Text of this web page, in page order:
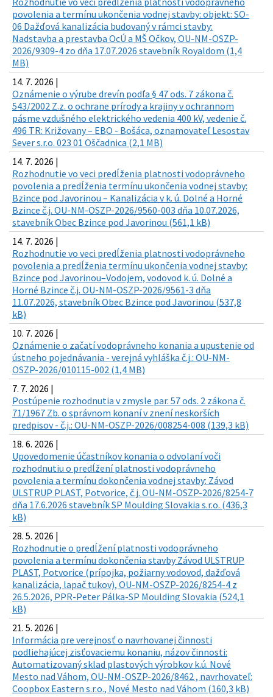
povolenia a termínu ukončenia vodnej stavby: objekt: SO-
06 Dažďová kanalizácia budovaný v rámci stavby:
Nadstavba a prestavba OcÚ a MŠ Očkov, OU-NM-OSZP-
2026/9309-4 zo dňa 17.07.2026 stavebník Royaldom (1,4
MB)
14. 7. 2026 |
Oznámenie o výrube drevín podľa § 47 ods. 7 zákona č.
543/2002 Z.z. o ochrane prírody a krajiny v ochrannom
pásme vzdušného elektrického vedenia 400 kV, vedenie č.
496 TR: Križovany – EBO - Bošáca, oznamovateľ Lesostav
Sever s.r.o. 023 01 Oščadnica (2,1 MB)
14. 7. 2026 |
Rozhodnutie vo veci predĺženia platnosti vodoprávneho
povolenia a predĺženia termínu ukončenia vodnej stavby:
Bzince pod Javorinou – Kanalizácia v k. ú. Dolné a Horné
Bzince č.j. OU-NM-OSZP-2026/9560-003 dňa 10.07.2026,
stavebník Obec Bzince pod Javorinou (561,1 kB)
14. 7. 2026 |
Rozhodnutie vo veci predĺženia platnosti vodoprávneho
povolenia a predĺženia termínu ukončenia vodnej stavby:
Bzince pod Javorinou–Vodojem, vodovod k. ú. Dolné a
Horné Bzince č.j. OU-NM-OSZP-2026/9561-3 dňa
11.07.2026, stavebník Obec Bzince pod Javorinou (537,8
kB)
10. 7. 2026 |
Oznámenie o začatí vodoprávneho konania a upustenie od
ústneho pojednávania - verejná vyhláška č.j.: OU-NM-
OSZP-2026/010115-002 (1,4 MB)
7. 7. 2026 |
Postúpenie rozhodnutia v zmysle par. 57 ods. 2 zákona č.
71/1967 Zb. o správnom konaní v znení neskorších
predpisov - č.j.: OU-NM-OSZP-2026/008254-008 (139,3 kB)
18. 6. 2026 |
Upovedomenie účastníkov konania o odvolaní voči
rozhodnutiu o predĺžení platnosti vodoprávneho
povolenia a termínu dokončenia vodnej stavby: Závod
ULSTRUP PLAST, Potvorice, č.j. OU-NM-OSZP-2026/8254-7
dňa 17.6.2026 stavebník SP Moulding Slovakia s.r.o. (436,3
kB)
28. 5. 2026 |
Rozhodnutie o predĺžení platnosti vodoprávneho
povolenia a termínu dokončenia stavby Závod ULSTRUP
PLAST, Potvorice (prípojka, požiarny vodovod, dažďová
kanalizácia, lapač tukov), OU-NM-OSZP-2026/8254-4 z
26.5.2026, PPR-Peter Pálka-SP Moulding Slovakia (524,1
kB)
21. 5. 2026 |
Informácia pre verejnosť o navrhovanej činnosti
podliehajúcej zisťovaciemu konaniu, názov činnosti:
Automatizovaný sklad plastových výrobkov k.ú. Nové
Mesto nad Váhom, OU-NM-OSZP-2026/8462 , navrhovateľ:
Coopbox Eastern s.r.o., Nové Mesto nad Váhom (160,3 kB)